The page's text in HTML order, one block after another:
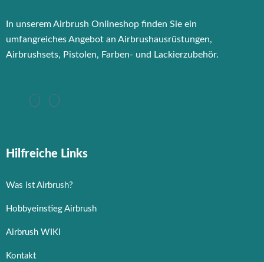
In unserem Airbrush Onlineshop finden Sie ein
umfangreiches Angebot an Airbrushausrüstungen,
Airbrushsets, Pistolen, Farben- und Lackierzubehör.
Hilfreiche Links
Was ist Airbrush?
Hobbyeinstieg Airbrush
Airbrush WIKI
Kontakt